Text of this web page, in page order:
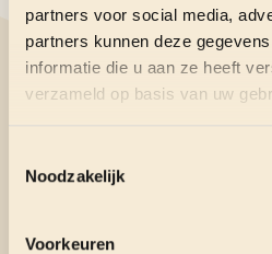
partners voor social media,
partners kunnen deze
informatie die u aan ze heeft
verzameld op basis van uw
Noodzakelijk
Voorkeuren
Liu Qiang- Chine
Nikolai Vorontsov- Russie
Oguz Demir- Turquie
Curieux de connaître tous les
vous pourrez également